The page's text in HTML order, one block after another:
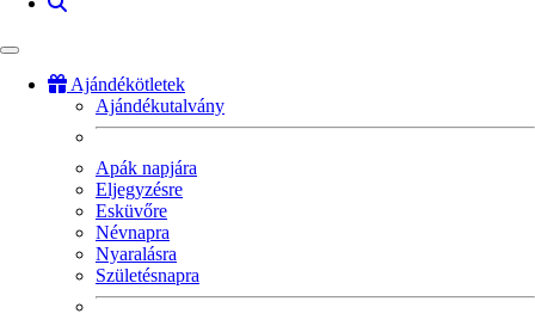
Ajándékötletek
Ajándékutalvány
Apák napjára
Eljegyzésre
Esküvőre
Névnapra
Nyaralásra
Születésnapra